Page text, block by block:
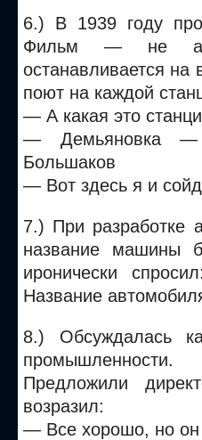
6.) В 1939 году
Фильм — не
останавливается на
поют на каждой
— А какая это
— Демьяновка —
Большаков
— Вот здесь я и
7.) При разработке
название машины
иронически
Название
8.) Обсуждалась
промышленности.
Предложили
возразил:
— Все хорошо, но он